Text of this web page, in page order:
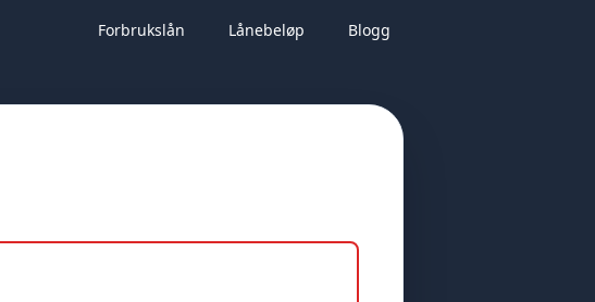
Forbrukslån Lånebeløp Blogg